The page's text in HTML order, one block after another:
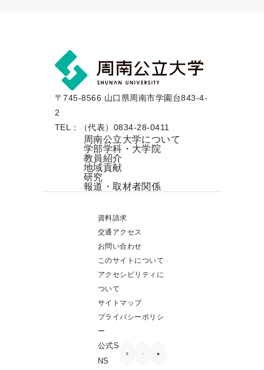
〒745-8566 山口県周南市学園台843-4-
2
TEL：（代表）0834-28-0411
周南公立大学について
学部学科・大学院
教員紹介
地域貢献
研究
報道・取材者関係
資料請求
交通アクセス
お問い合わせ
このサイトについて
アクセシビリティに
ついて
サイトマップ
プライバシーポリシ
ー
公式S
NS